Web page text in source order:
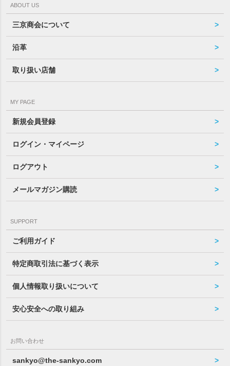
ABOUT US
三京商会について
沿革
取り扱い店舗
MY PAGE
新規会員登録
ログイン・マイページ
ログアウト
メールマガジン購読
SUPPORT
ご利用ガイド
特定商取引法に基づく表示
個人情報取り扱いについて
安心安全への取り組み
お問い合わせ
sankyo@the-sankyo.com